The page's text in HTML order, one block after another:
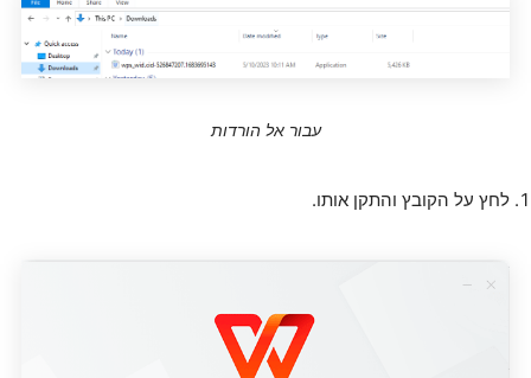
עבור אל הורדות
לחץ על הקובץ והתקן אותו.